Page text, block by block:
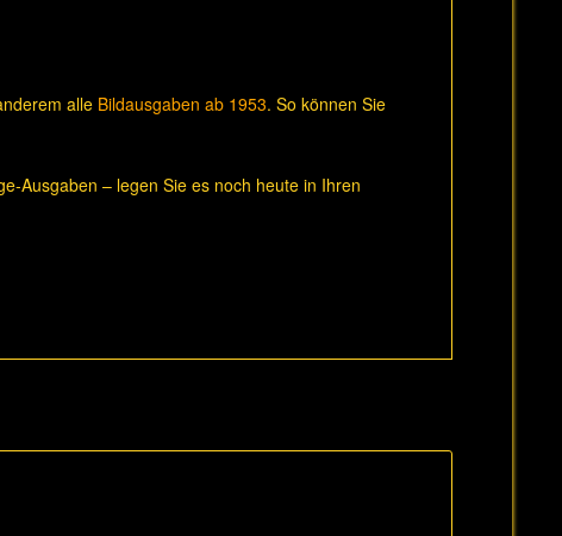
alle Bildausgaben ab 1953. So können Sie
Ausgaben – legen Sie es noch heute in Ihren